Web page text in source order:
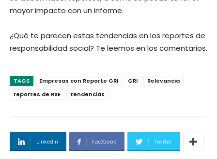
mayor impacto con un informe.
¿Qué te parecen estas tendencias en los reportes de
responsabilidad social? Te leemos en los comentarios.
TAGS Empresas con Reporte GRI GRI
Relevancia
reportes de RSE
tendencias
Linkedin Facebook Twitter